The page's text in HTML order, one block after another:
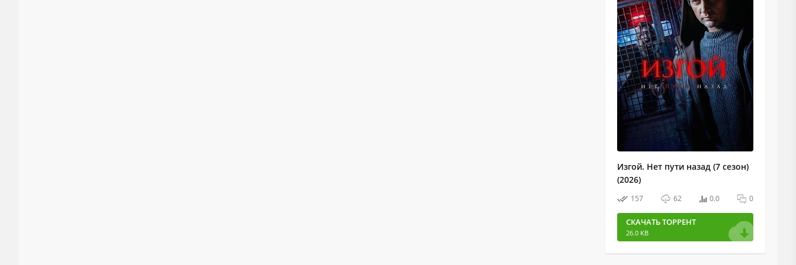
Изгой. Нет пути назад (7 сезон)
(2026)
157 62 0.0 0
СКАЧАТЬ ТОРРЕНТ
26.0 KB